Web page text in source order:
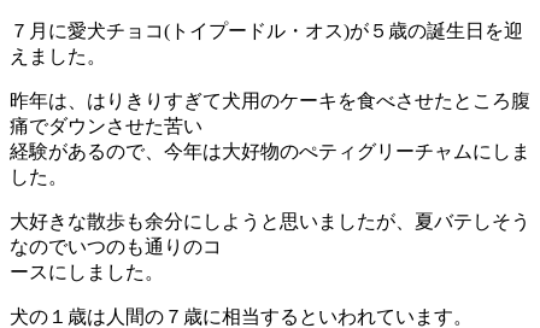
７月に愛犬チョコ(トイプードル・オス)が５歳の誕生日を迎
えました。
昨年は、はりきりすぎて犬用のケーキを食べさせたところ腹
痛でダウンさせた苦い
経験があるので、今年は大好物のぺティグリーチャムにしま
した。
大好きな散歩も余分にしようと思いましたが、夏バテしそう
なのでいつのも通りのコ
ースにしました。
犬の１歳は人間の７歳に相当するといわれています。